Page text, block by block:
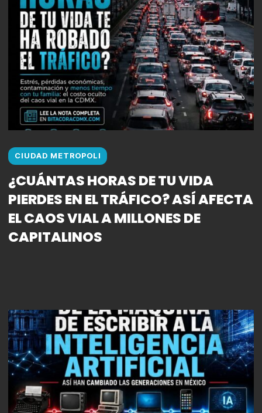
CIUDAD METROPOLI
¿CUÁNTAS HORAS DE TU VIDA
PIERDES EN EL TRÁFICO? ASÍ AFECTA
EL CAOS VIAL A MILLONES DE
CAPITALINOS